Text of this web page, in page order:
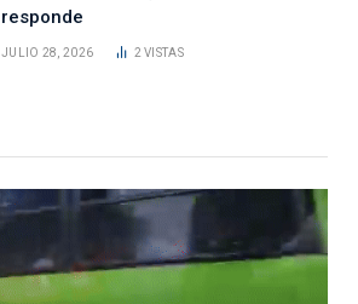
responde
JULIO 28, 2026 2VISTAS